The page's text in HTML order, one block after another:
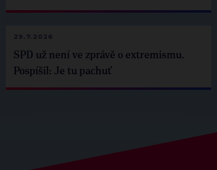
29.7.2026
SPD už není ve zprávě o extremismu.
Pospíšil: Je tu pachuť